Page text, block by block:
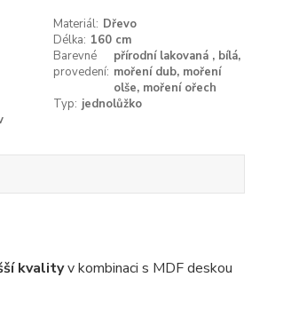
Materiál: Dřevo
Délka: 160 cm
Barevné
provedení:
přírodní lakovaná , bílá,
moření dub, moření
olše, moření ořech
Typ: jednolůžko
kvalityv kombinaci s MDF deskou